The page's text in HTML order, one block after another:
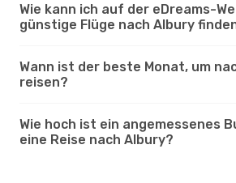
Wie kann ich auf der eDreams-
günstige Flüge nach Albury
Wann ist der beste Monat, um
reisen?
Wie hoch ist ein angemessenes
eine Reise nach Albury?